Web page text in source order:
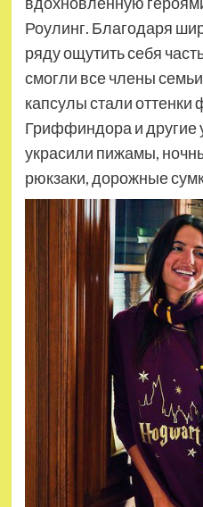
Роулинг. Благодаря
ряду ощутить себя
смогли все члены
капсулы стали оттенки
Гриффиндора и
украсили пижамы,
рюкзаки, дорожные